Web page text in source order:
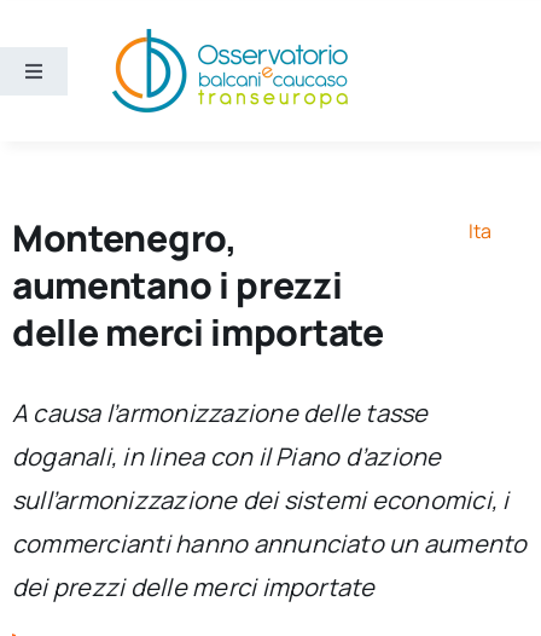
contenuto
Toggle
Ricerca e divulgazione
Chi siamo
per:
Montenegro,
aumentano i prezzi
delle merci importate
Ita
A causa l’armonizzazione delle tasse
doganali, in linea con il Piano d’azione
sull’armonizzazione dei sistemi economici, i
commercianti hanno annunciato un aumento
dei prezzi delle merci importate